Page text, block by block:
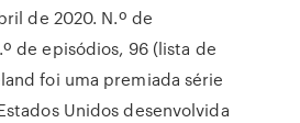
de 2020. N.º de
de episódios, 96 (lista de
foi uma premiada série
Unidos desenvolvida